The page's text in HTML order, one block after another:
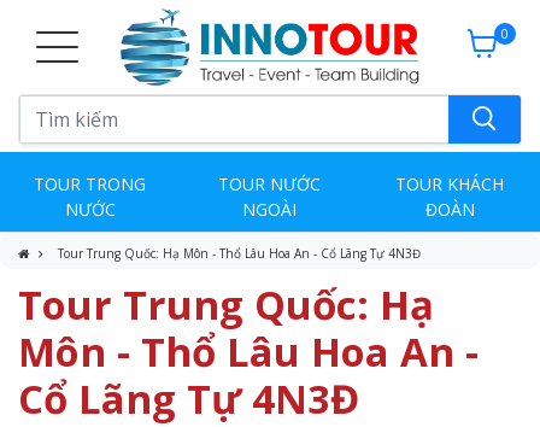
0
TOUR TRONG
NƯỚC
TOUR NƯỚC
NGOÀI
TOUR KHÁCH
ĐOÀN
Tour Trung Quốc: Hạ Môn - Thổ Lâu Hoa An - Cổ Lãng Tự 4N3Đ
Tour Trung Quốc: Hạ
Môn - Thổ Lâu Hoa An -
Cổ Lãng Tự 4N3Đ